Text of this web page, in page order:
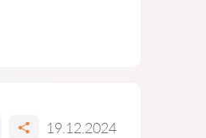
19.12.2024